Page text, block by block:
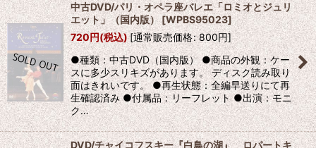
中古DVD/パリ・オペラ座バレエ「ロミオとジュリ
エット」（国内版） [WPBS95023]
720円(税込) [通常販売価格: 800円]
●種類：中古DVD（国内版） ●商品の外観：ケー
スに多少スリキズがあります。 ディスク読み取り
面はきれいです。 ●再生状態：全編早送りにて再
生確認済み ●付属品：リーフレット ●出演：モニ
ク…
DVD/チャイコフスキー『白鳥の湖』 ロパートキ